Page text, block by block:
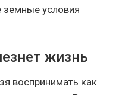
условия
жизнь
воспринимать как